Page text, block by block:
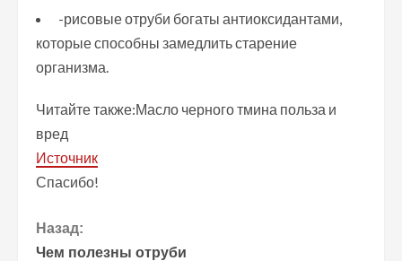
-рисовые отруби богаты антиоксидантами,
которые способны замедлить старение
организма.
Читайте также:Масло черного тмина польза и
вред
Источник
Спасибо!
П
Назад:
Чем полезны отруби